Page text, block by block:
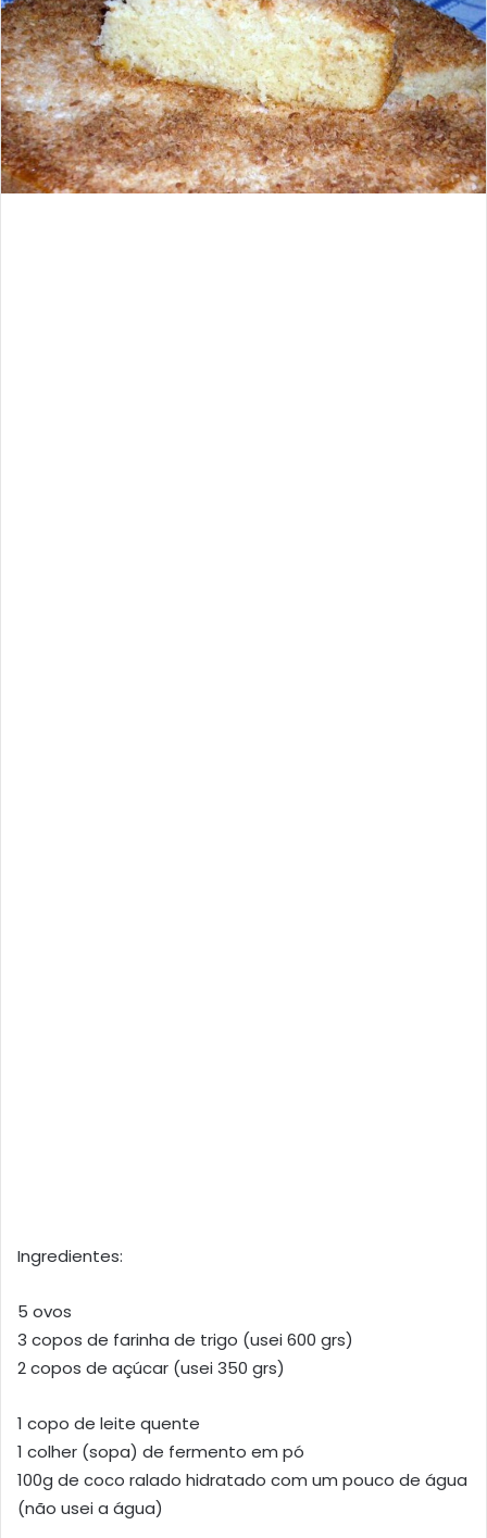
Ingredientes:
5 ovos
3 copos de farinha de trigo (usei 600 grs)
2 copos de açúcar (usei 350 grs)
1 copo de leite quente
1 colher (sopa) de fermento em pó
100g de coco ralado hidratado com um pouco de água
(não usei a água)